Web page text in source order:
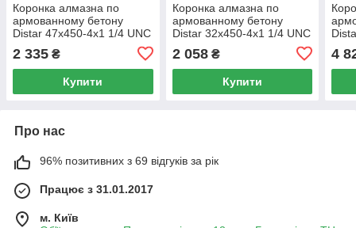
Коронка алмазна по
армованному бетону
Distar 47x450-4x1 1/4 UNC
2 335 ₴
Купити
Коронка алмазна по
армованному бетону
Distar 32x450-4x1 1/4 UNC
2 058₴
Купити
4
Про нас
96% позитивних з 69 відгуків за рік
Працює з 31.01.2017
м. Київ